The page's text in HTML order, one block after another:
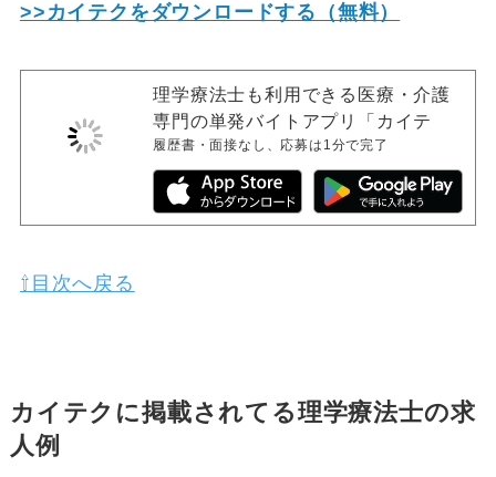
>>カイテクをダウンロードする（無料）
理学療法士も利用できる医療・介護
専門の単発バイトアプリ「カイテ
ク」
履歴書・面接なし、応募は1分で完了
⇧目次へ戻る
カイテクに掲載されてる理学療法士の求
人例